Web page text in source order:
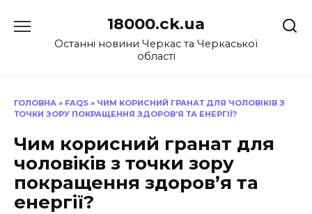
до
18000.ck.ua
Останні новини Черкас та Черкаської
області
ГОЛОВНА » FAQS » ЧИМ КОРИСНИЙ ГРАНАТ ДЛЯ ЧОЛОВІКІВ З
ТОЧКИ ЗОРУ ПОКРАЩЕННЯ ЗДОРОВ’Я ТА ЕНЕРГІЇ?
Чим корисний гранат для
чоловіків з точки зору
покращення здоров’я та
енергії?